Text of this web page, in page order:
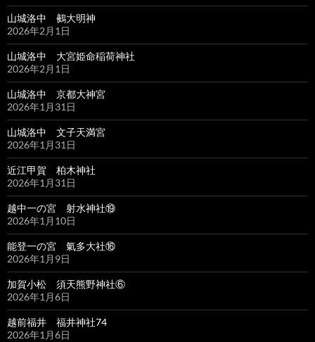
山城洛中 鵺大明神
2026年2月1日
山城洛中 大宮姫命稲荷神社
2026年2月1日
山城洛中 京都大神宮
2026年1月31日
山城洛中 文子天満宮
2026年1月31日
近江甲賀 柏木神社
2026年1月31日
越中一の宮 射水神社⑲
2026年1月10日
能登一の宮 氣多大社⑯
2026年1月9日
加賀小松 須天熊野神社⑥
2026年1月6日
越前福井 福井神社74
2026年1月6日